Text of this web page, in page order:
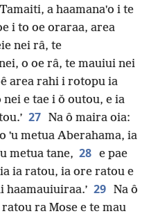
a haamanaˈo i te
i to oe oraraa, area
nei râ, te
o oe râ, te mauiui nei
area rahi i rotopu ia
e tae i ǒ outou, e ia
27 Na ô maira oia:
ˈu metua Aberahama, ia
metua tane, 28 e pae
ia ratou, ia ore ratou e
haamauiuiraa.’ 29 Na ô
ra Mose e te mau